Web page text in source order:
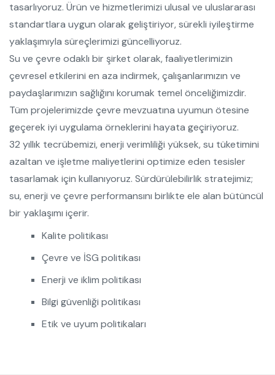
tasarlıyoruz. Ürün ve hizmetlerimizi ulusal ve uluslararası
standartlara uygun olarak geliştiriyor, sürekli iyileştirme
yaklaşımıyla süreçlerimizi güncelliyoruz.
Su ve çevre odaklı bir şirket olarak, faaliyetlerimizin
çevresel etkilerini en aza indirmek, çalışanlarımızın ve
paydaşlarımızın sağlığını korumak temel önceliğimizdir.
Tüm projelerimizde çevre mevzuatına uyumun ötesine
geçerek iyi uygulama örneklerini hayata geçiriyoruz.
32 yıllık tecrübemizi, enerji verimliliği yüksek, su tüketimini
azaltan ve işletme maliyetlerini optimize eden tesisler
tasarlamak için kullanıyoruz. Sürdürülebilirlik stratejimiz;
su, enerji ve çevre performansını birlikte ele alan bütüncül
bir yaklaşımı içerir.
Kalite politikası
Çevre ve İSG politikası
Enerji ve iklim politikası
Bilgi güvenliği politikası
Etik ve uyum politikaları